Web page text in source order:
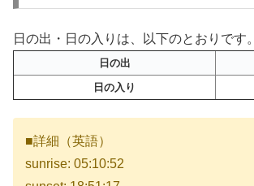
日の出・日の入りは、以下のとおりです。
日の出
日の入り
■詳細（英語）
sunrise: 05:10:52